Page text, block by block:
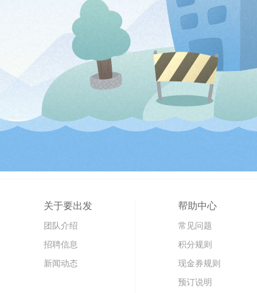
关于要出发
团队介绍
招聘信息
新闻动态
帮助中心
常见问题
积分规则
现金券规则
预订说明